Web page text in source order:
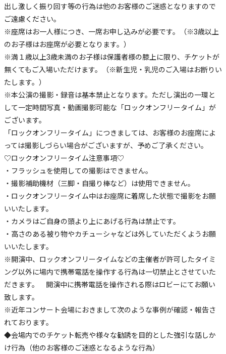
出し激しく振り回す等の行為は他のお客様のご迷惑となりますので
ご遠慮ください。
※座席はお一人様につき、一席お申し込みが必要です。（※3歳以上
のお子様はお座席が必要となります。）
※満１歳以上3歳未満のお子様は保護者様の膝上に限り、チケットが
無くてもご入場いただけます。（※新生児・乳児のご入場はお断りい
たします。）
※本公演の撮影・録音は基本禁止となります。ただし演出の一環と
して一定時間写真・動画撮影可能な「ロックオンフリータイム」が
ございます。
「ロックオンフリータイム」につきましては、お客様のお座席によ
っては撮影しづらい場合がございますが、予めご了承ください。
♡ロックオンフリータイム注意事項♡
・フラッシュを使用しての撮影はできません。
・撮影補助機材（三脚・自撮り棒など）は使用できません。
・ロックオンフリータイム中はお座席に着席した状態で撮影をお願
いいたします。
・カメラはご自身の頭より上にあげる行為は禁止です。
・高さのある被り物やカチューシャなどは外していただくようお願
いいたします。
※開演中、ロックオンフリータイムなどの主催者が許可したタイミ
ング以外に場内で携帯電話を操作する行為は一切禁止とさせていた
だきます。 開演中に携帯電話を操作される際はロビーにてお願い
致します。
※近年コンサート会場におきまして次のような事例が確認・報告さ
れております。
◆会場内でのチケット転売や様々な勧誘を目的とした強引な話しか
け行為（他のお客様のご迷惑となるような行為）